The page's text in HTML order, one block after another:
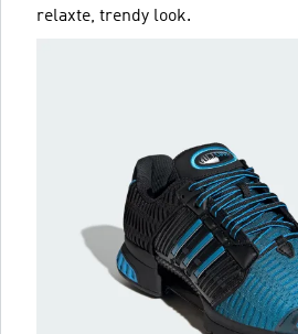
relaxte, trendy look.